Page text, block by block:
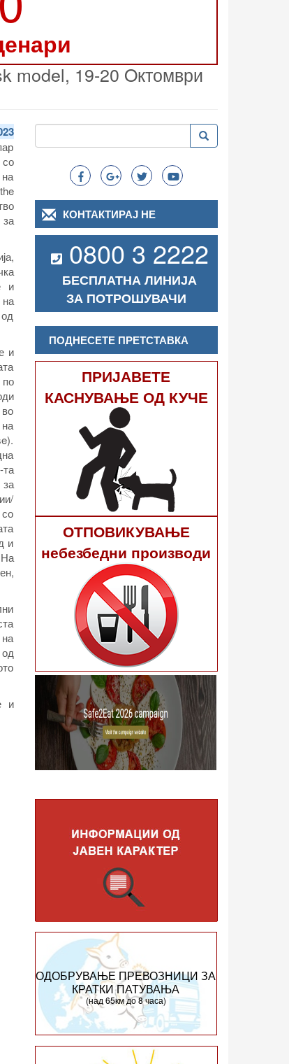
model, 19-20 Oктомври
и
и
та
и
и
Search
Пребарување Пребарување
КОНТАКТИРАЈ НЕ
0800 3 2222
БЕСПЛАТНА ЛИНИЈА
ЗА ПОТРОШУВАЧИ
ПОДНЕСЕТЕ ПРЕТСТАВКА
ПРИЈАВЕТЕ
КАСНУВАЊЕ ОД КУЧЕ
ОТПОВИКУВАЊЕ
небезбедни производи
ОДОБРУВАЊЕ ПРЕВОЗНИЦИ ЗА
КРАТКИ ПАТУВАЊА
(над 65км до 8 часа)